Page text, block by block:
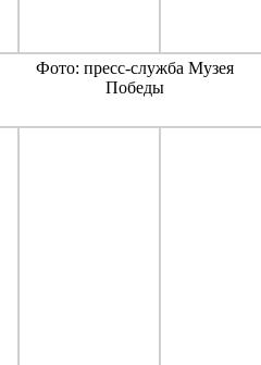
Фото: пресс-служба Музея
Победы